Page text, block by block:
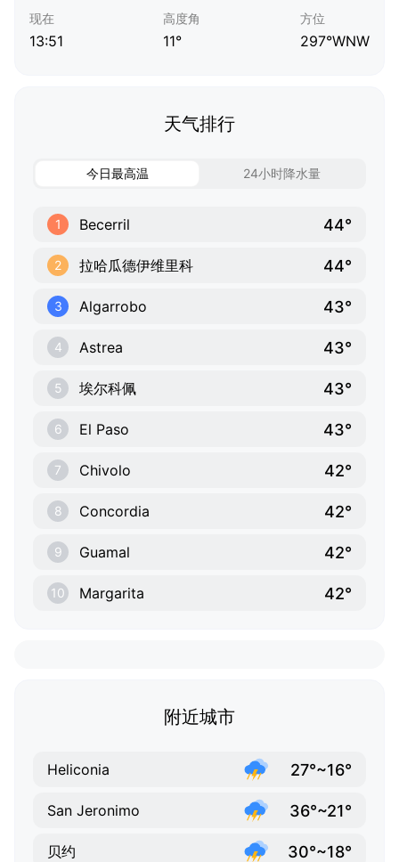
现在
13:51
高度角
11°
方位
297°WNW
天气排行
今日最高温 24小时降水量
1 Becerril 44°
2 拉哈瓜德伊维里科 44°
3 Algarrobo 43°
4 Astrea 43°
5 埃尔科佩 43°
6 El Paso 43°
7 Chivolo 42°
8 Concordia 42°
9 Guamal 42°
10 Margarita 42°
附近城市
Heliconia 27°~16°
San Jeronimo 36°~21°
贝约 30°~18°